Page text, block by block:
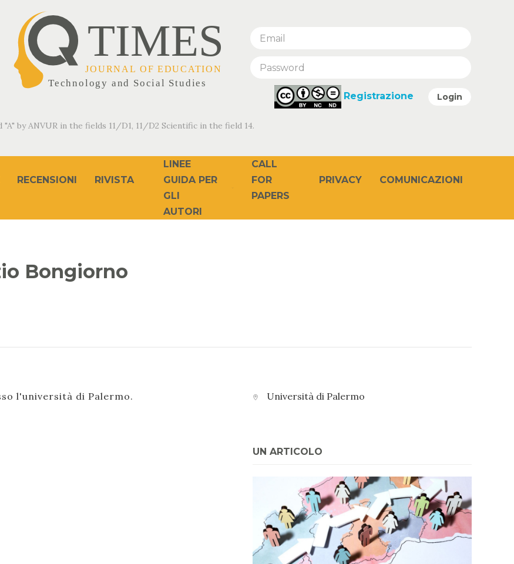
Registrazione Login
"A" by ANVUR in the fields 11/D1, 11/D2 Scientific in the field 14.
RECENSIONI RIVISTA
LINEE
GUIDA PER
GLI
AUTORI
CALL
FOR
PAPERS
PRIVACY COMUNICAZIONI
Bongiorno
l'università di Palermo. Università di Palermo
UN ARTICOLO